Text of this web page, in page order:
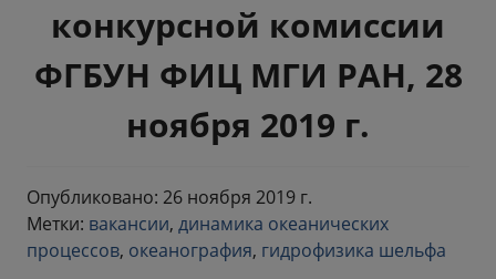
конкурсной комиссии
ФГБУН ФИЦ МГИ РАН, 28
ноября 2019 г.
Опубликовано: 26 ноября 2019 г.
Метки: вакансии, динамика океанических
процессов, океанография, гидрофизика шельфа